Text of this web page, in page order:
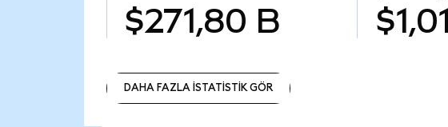
$271,80 B
DAHA FAZLA İSTATİSTİK GÖR